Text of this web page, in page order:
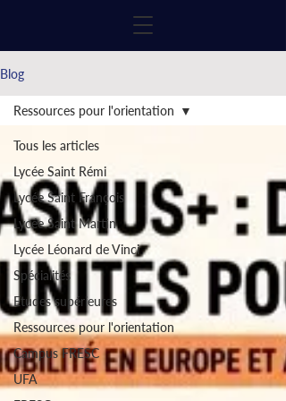
Blog
Tous les articles
Lycée Saint Rémi
Lycée Saint François
Lycée Saint Martin
Lycée Léonard de Vinci
Spécialités
Etudes supérieures
Ressources pour l'orientation
Campus FRESC
UFA
Ressources pour l'orientation